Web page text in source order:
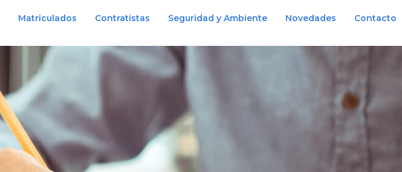
Matriculados Contratistas Seguridad y Ambiente Novedades Contacto